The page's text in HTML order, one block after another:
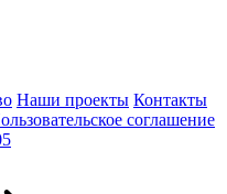
Наши проекты Контакты
соглашение